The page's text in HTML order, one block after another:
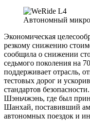
Автономный
Экономическая
резкому снижению
сообщила о снижении
седьмого поколения на
поддерживает отрасль,
тестовых дорог и
стандартов
Шэньчжэнь, где был
Шанхай, поставивший
автономных поездок и